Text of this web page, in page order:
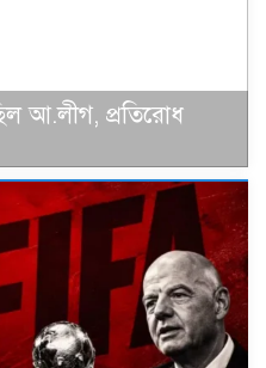
আ.লীগ, প্রতিরোধ